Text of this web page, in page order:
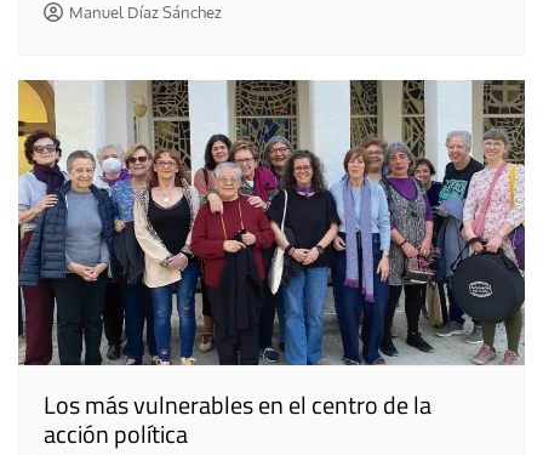
Manuel Díaz Sánchez
Los más vulnerables en el centro de la
acción política